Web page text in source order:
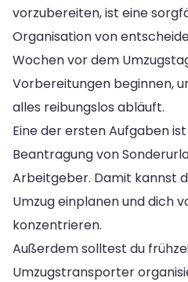
vorzubereiten, ist eine
Organisation von
Wochen vor dem
Vorbereitungen beginnen,
alles reibungslos abläuft.
Eine der ersten Aufgaben
Beantragung von
Arbeitgeber. Damit kannst
Umzug einplanen und dich
konzentrieren.
Außerdem solltest du
Umzugstransporter